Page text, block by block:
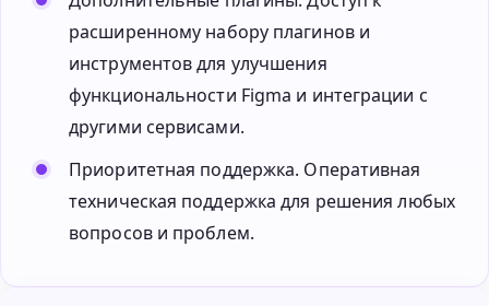
расширенному набору плагинов и
инструментов для улучшения
функциональности Figma и интеграции с
другими сервисами.
Приоритетная поддержка. Оперативная
техническая поддержка для решения любых
вопросов и проблем.